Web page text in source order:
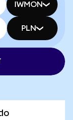
IWMON
PLN